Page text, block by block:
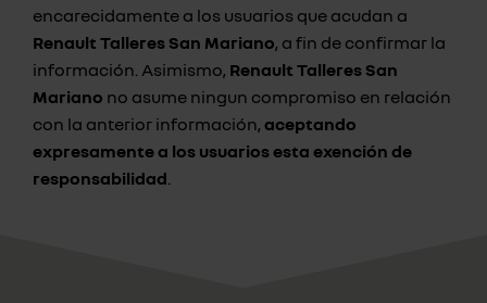
encarecidamente a los usuarios que acudan a
Renault Talleres San Mariano, a fin de confirmar la
información. Asimismo, Renault Talleres San
Mariano no asume ningun compromiso en relación
con la anterior información, aceptando
expresamente a los usuarios esta exención de
responsabilidad.